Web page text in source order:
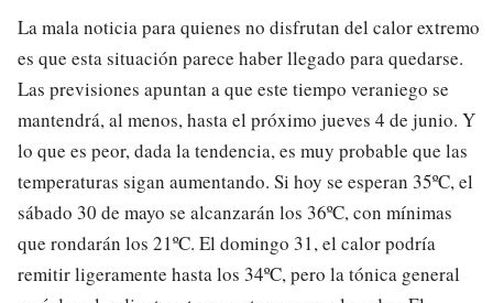
La mala noticia para quienes no disfrutan del calor extremo
es que esta situación parece haber llegado para quedarse.
Las previsiones apuntan a que este tiempo veraniego se
mantendrá, al menos, hasta el próximo jueves 4 de junio. Y
lo que es peor, dada la tendencia, es muy probable que las
temperaturas sigan aumentando. Si hoy se esperan 35ºC, el
sábado 30 de mayo se alcanzarán los 36ºC, con mínimas
que rondarán los 21ºC. El domingo 31, el calor podría
remitir ligeramente hasta los 34ºC, pero la tónica general